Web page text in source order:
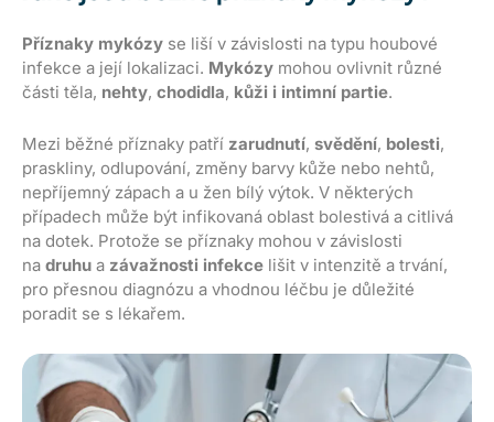
Příznaky mykózy se liší v závislosti na typu houbové
infekce a její lokalizaci. Mykózy mohou ovlivnit různé
části těla, nehty, chodidla, kůži i intimní partie.
Mezi běžné příznaky patří zarudnutí, svědění, bolesti,
praskliny, odlupování, změny barvy kůže nebo nehtů,
nepříjemný zápach a u žen bílý výtok. V některých
případech může být infikovaná oblast bolestivá a citlivá
na dotek. Protože se příznaky mohou v závislosti
na druhu a závažnosti infekce lišit v intenzitě a trvání,
pro přesnou diagnózu a vhodnou léčbu je důležité
poradit se s lékařem.